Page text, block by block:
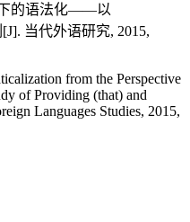
下的语法化——以
当代外语研究, 2015,
from the Perspective
of Providing (that) and
Languages Studies, 2015,